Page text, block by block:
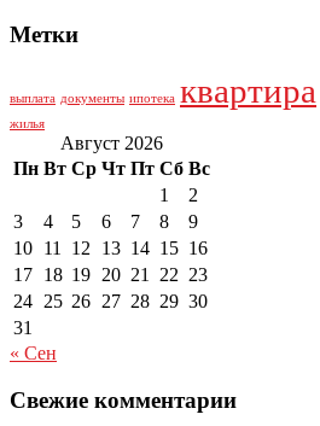
Метки
выплата документы ипотека квартира
жилья
Август 2026
Пн Вт Ср Чт Пт Сб Вс
1
2
3
4 5 6 7 8
9
10 11 12 13 14 15 16
17 18 19 20 21 22 23
24 25 26 27 28 29 30
31
« Сен
Свежие комментарии